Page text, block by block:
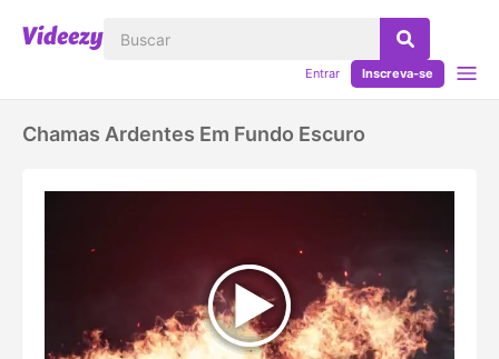
Entrar Inscreva-se
Chamas Ardentes Em Fundo Escuro